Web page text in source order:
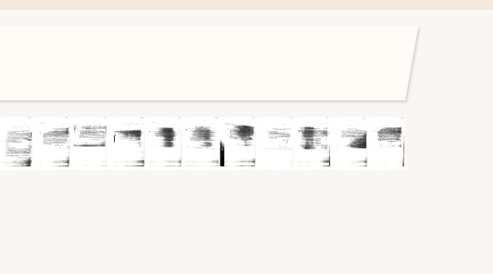
ImageImageImageImageImageImageImageImageImageImageImage